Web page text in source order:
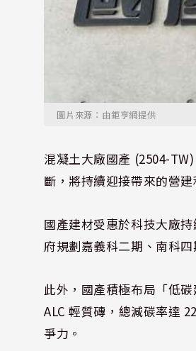
圖片來源：由鉅亨網提供
混凝土大廠國產 (2504-
斷，將持續迎接帶來的營
國產建材受惠於科技大廠
府規劃嘉義科二期、南科
此外，國產積極布局「低
ALC 輕質磚，總減碳率達
爭力。